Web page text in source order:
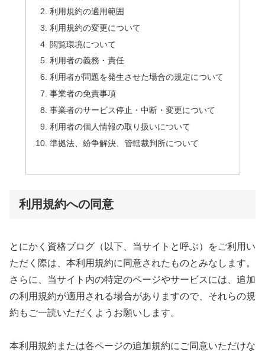
利用規約の適用範囲
利用規約の変更について
閲覧環境について
利用者の義務・責任
利用者が問題を発生させた場合の規定について
事業者の免責事項
事業者のサービス停止・中断・変更について
利用者の個人情報の取り扱いについて
準拠法、紛争解決、管轄裁判所について
利用規約への同意
とにかく資格ブログ（以下、当サイトと呼ぶ）をご利用い
ただく際は、本利用規約に同意されたものとみなします。
さらに、当サイト内の特定のページやサービスには、追加
の利用規約が適用される場合がありますので、それらの規
約もご一読いただくようお願いします。
本利用規約または各ページの追加規約にご同意いただけな